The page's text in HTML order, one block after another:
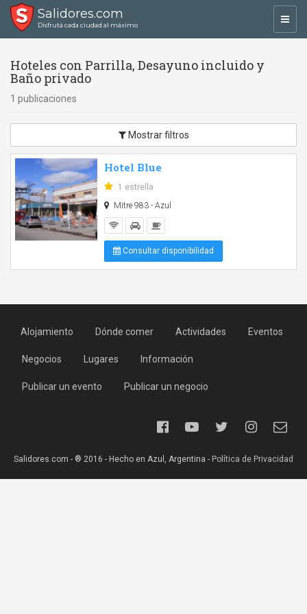
Salidores.com
Disfrutá cada ciudad al máximo
Hoteles con Parrilla, Desayuno incluido y
Baño privado
1 publicaciones
Mostrar filtros
Hotel Blue
1 estrella
Mitre 983 - Azul
Consultar disponibilidad
Alojamiento Dónde comer Actividades Eventos
Negocios Lugares Información
Publicar un evento Publicar un negocio
Salidores.com - ® 2016 - Hecho en Azul, Argentina - Política de Privacidad